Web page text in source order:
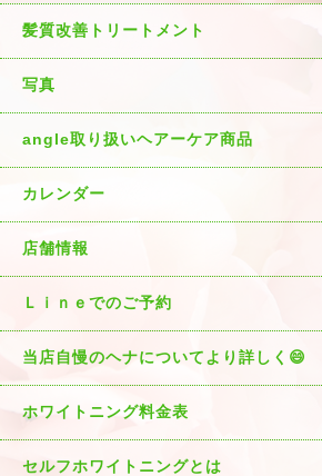
髪質改善トリートメント
写真
angle取り扱いヘアーケア商品
カレンダー
店舗情報
Ｌｉｎｅでのご予約
当店自慢のヘナについてより詳しく😄
ホワイトニング料金表
セルフホワイトニングとは